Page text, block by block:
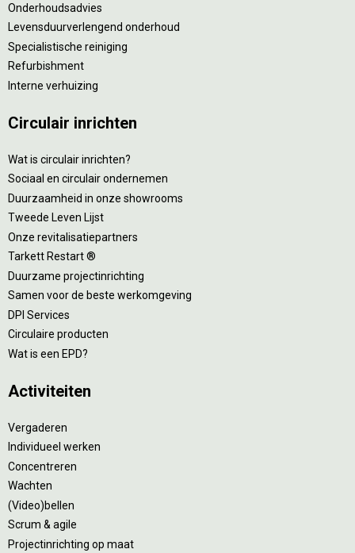
Onderhoudsadvies
Levensduurverlengend onderhoud
Specialistische reiniging
Refurbishment
Interne verhuizing
Circulair inrichten
Wat is circulair inrichten?
Sociaal en circulair ondernemen
Duurzaamheid in onze showrooms
Tweede Leven Lijst
Onze revitalisatiepartners
Tarkett Restart ®
Duurzame projectinrichting
Samen voor de beste werkomgeving
DPI Services
Circulaire producten
Wat is een EPD?
Activiteiten
Vergaderen
Individueel werken
Concentreren
Wachten
(Video)bellen
Scrum & agile
Projectinrichting op maat